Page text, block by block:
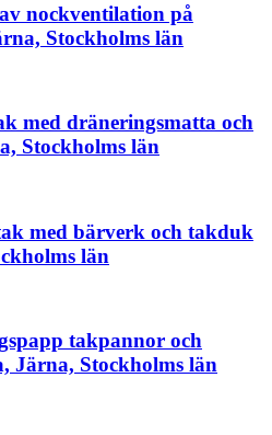
nockventilation på
Stockholms län
med dräneringsmatta och
Stockholms län
med bärverk och takduk
län
takpannor och
Järna, Stockholms län